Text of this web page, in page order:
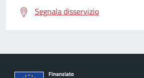
Segnala disservizio